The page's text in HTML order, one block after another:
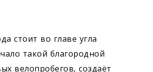
стоит во главе угла
такой благородной
велопробегов, создаёт